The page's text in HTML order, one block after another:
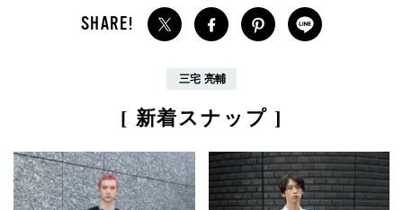
三宅 亮輔
[ 新着スナップ ]